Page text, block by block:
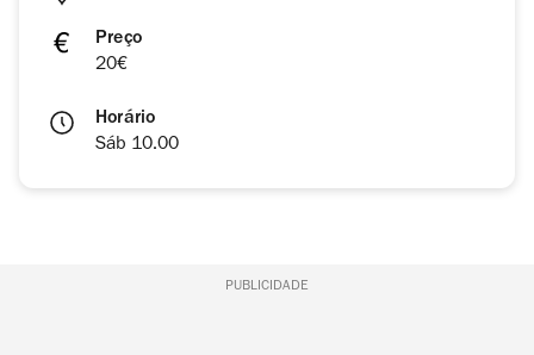
Preço
20€
Horário
Sáb 10.00
PUBLICIDADE